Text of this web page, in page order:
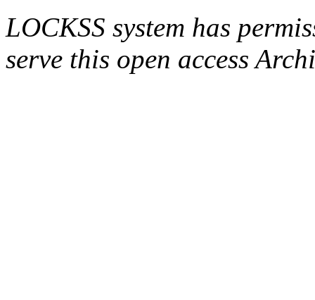
LOCKSS system has
serve this open access